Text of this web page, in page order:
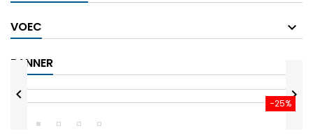
VOEC
BANNER
−25%
 